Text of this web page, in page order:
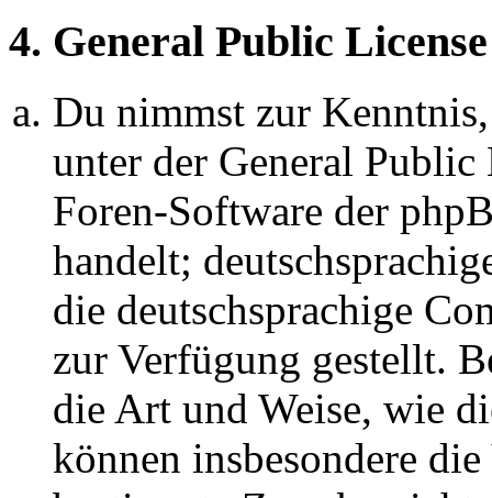
4. General Public License
Du nimmst zur
unter der General
Foren-Software der
handelt;
die deutschsprachige
zur Verfügung gestellt.
die Art und Weise, wie
können insbesondere